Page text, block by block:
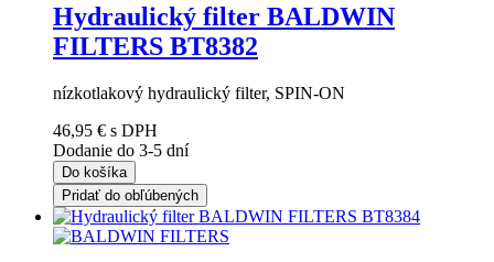
Hydraulický filter BALDWIN
FILTERS BT8382
nízkotlakový hydraulický filter, SPIN-ON
46,95 € s DPH
Dodanie do 3-5 dní
Do košíka
Pridať do obľúbených